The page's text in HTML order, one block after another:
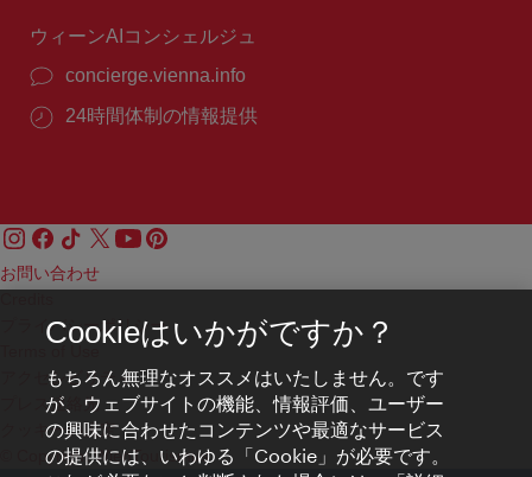
ウィーンAIコンシェルジュ
concierge.vienna.info
24時間体制の情報提供
お問い合わせ
プライバシーポリシー
アクセシビリティ
プレス連絡先
クッキーの設定
© Copyright WienTourismus
Cookieはいかがですか？
もちろん無理なオススメはいたしません。です
が、ウェブサイトの機能、情報評価、ユーザー
の興味に合わせたコンテンツや最適なサービス
の提供には、いわゆる「Cookie」が必要です。